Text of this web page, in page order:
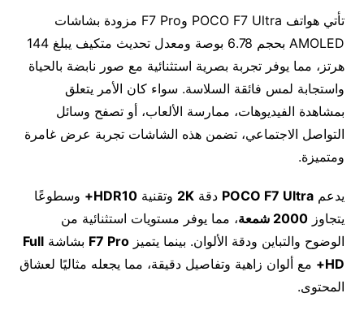
تأتي هواتف POCO F7 Ultra وF7 Pro مزودة بشاشات
AMOLED بحجم 6.78 بوصة ومعدل تحديث متكيف يبلغ 144
هرتز، مما يوفر تجربة بصرية استثنائية مع صور نابضة بالحياة
واستجابة لمس فائقة السلاسة. سواء كان الأمر يتعلق
بمشاهدة الفيديوهات، ممارسة الألعاب، أو تصفح وسائل
التواصل الاجتماعي، تضمن هذه الشاشات تجربة عرض غامرة
ومتميزة.
يدعم POCO F7 Ultra دقة 2K وتقنية HDR10+
وسطوعًا
يتجاوز 2000 شمعة، مما يوفر مستويات استثنائية من
الوضوح والتباين ودقة الألوان. بينما يتميز F7 Pro بشاشة Full
HD+
مع ألوان زاهية وتفاصيل دقيقة، مما يجعله مثاليًا لعشاق
المحتوى.